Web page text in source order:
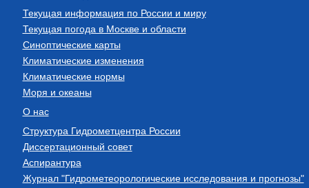
Текущая информация по России и миру
Текущая погода в Москве и области
Синоптические карты
Климатические изменения
Климатические нормы
Моря и океаны
О нас
Структура Гидрометцентра России
Диссертационный совет
Аспирантура
Журнал "Гидрометеорологические исследования и прогнозы"